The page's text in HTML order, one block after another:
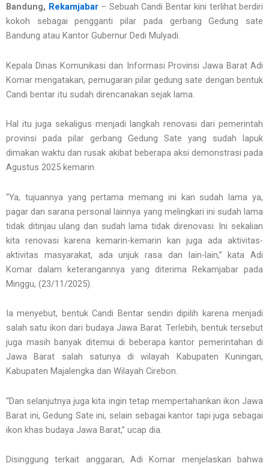
Bandung, Rekamjabar– Sebuah Candi Bentar kini terlihat berdiri
kokoh sebagai pengganti pilar pada gerbang Gedung sate
Bandung atau Kantor Gubernur Dedi Mulyadi.
Kepala Dinas Komunikasi dan Informasi Provinsi Jawa Barat Adi
Komar mengatakan, pemugaran pilar gedung sate dengan bentuk
Candi bentar itu sudah direncanakan sejak lama.
Hal itu juga sekaligus menjadi langkah renovasi dari pemerintah
provinsi pada pilar gerbang Gedung Sate yang sudah lapuk
dimakan waktu dan rusak akibat beberapa aksi demonstrasi pada
Agustus 2025 kemarin.
“Ya, tujuannya yang pertama memang ini kan sudah lama ya,
pagar dan sarana personal lainnya yang melingkari ini sudah lama
tidak ditinjau ulang dan sudah lama tidak direnovasi. Ini sekalian
kita renovasi karena kemarin-kemarin kan juga ada aktivitas-
aktivitas masyarakat, ada unjuk rasa dan lain-lain,” kata Adi
Komar dalam keterangannya yang diterima Rekamjabar pada
Minggu, (23/11/2025).
Ia menyebut, bentuk Candi Bentar sendiri dipilih karena menjadi
salah satu ikon dari budaya Jawa Barat. Terlebih, bentuk tersebut
juga masih banyak ditemui di beberapa kantor pemerintahan di
Jawa Barat salah satunya di wilayah Kabupaten Kuningan,
Kabupaten Majalengka dan Wilayah Cirebon.
“Dan selanjutnya juga kita ingin tetap mempertahankan ikon Jawa
Barat ini, Gedung Sate ini, selain sebagai kantor tapi juga sebagai
ikon khas budaya Jawa Barat,” ucap dia.
Disinggung terkait anggaran, Adi Komar menjelaskan bahwa